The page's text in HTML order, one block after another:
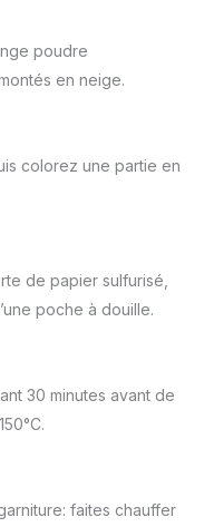
poudre
en neige.
colorez une partie en
de papier sulfurisé,
poche à douille.
30 minutes avant de
faites chauffer